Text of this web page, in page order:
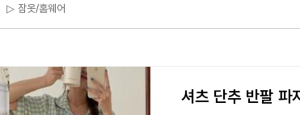
▷ 잠옷/홈웨어
셔츠 단추 반팔 파